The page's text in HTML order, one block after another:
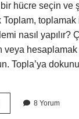
hücre seçin ve
Toplam,
nasıl yapılır?
veya
Topla’ya
8 Yorum